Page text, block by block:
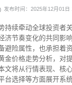
发布时间：2025年12月01日
持续牵动全球投资者
济节奏变化的共同影
避险属性，也承担着
金价格走势分析，对
文将从行情表现、核
台选择等方面展开系